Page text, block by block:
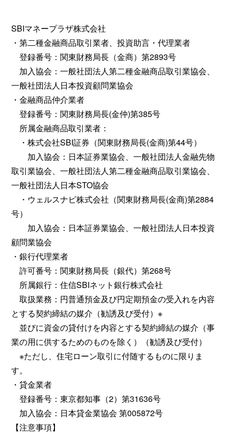
SBIマネープラザ株式会社
・第二種金融商品取引業者、投資助言・代理業者
登録番号：関東財務局長（金商）第2893号
加入協会：一般社団法人第二種金融商品取引業協会、
一般社団法人日本投資顧問業協会
・金融商品仲介業者
登録番号：関東財務局長(金仲)第385号
所属金融商品取引業者：
・株式会社SBI証券（関東財務局長(金商)第44号）
加入協会：日本証券業協会、一般社団法人金融先物
取引業協会、一般社団法人第二種金融商品取引業協会、
一般社団法人日本STO協会
・ウェルスナビ株式会社（関東財務局長(金商)第2884
号）
加入協会：日本証券業協会、一般社団法人日本投資
顧問業協会
・銀行代理業者
許可番号：関東財務局長（銀代）第268号
所属銀行：住信SBIネット銀行株式会社
取扱業務：円普通預金及び円定期預金の受入れを内容
とする契約締結の媒介（勧誘及び受付）※
並びに資金の貸付けを内容とする契約締結の媒介（事
業の用に供するためのものを除く）（勧誘及び受付）
※ただし、住宅ローン取引に付随するものに限りま
す。
・貸金業者
登録番号：東京都知事（2）第31636号
加入協会：日本貸金業協会 第005872号
【注意事項】